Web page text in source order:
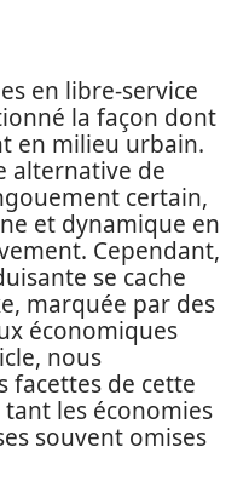
en libre-service
la façon dont
en milieu urbain.
alternative de
certain,
et dynamique en
Cependant,
se cache
marquée par des
économiques
nous
facettes de cette
les économies
souvent omises